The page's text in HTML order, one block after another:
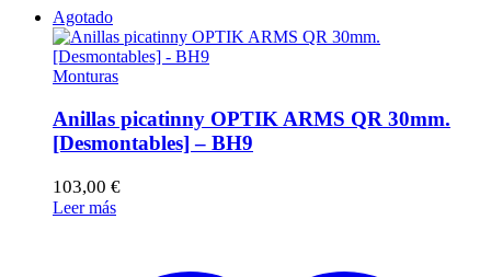
Agotado
Monturas
Anillas picatinny OPTIK ARMS QR 30mm.
[Desmontables] – BH9
103,00 €
Leer más